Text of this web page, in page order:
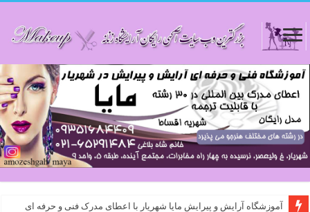
آموزشگاه آرایش و پیرایش مایا شهریار با اعطای مدرک فنی و حرفه ای